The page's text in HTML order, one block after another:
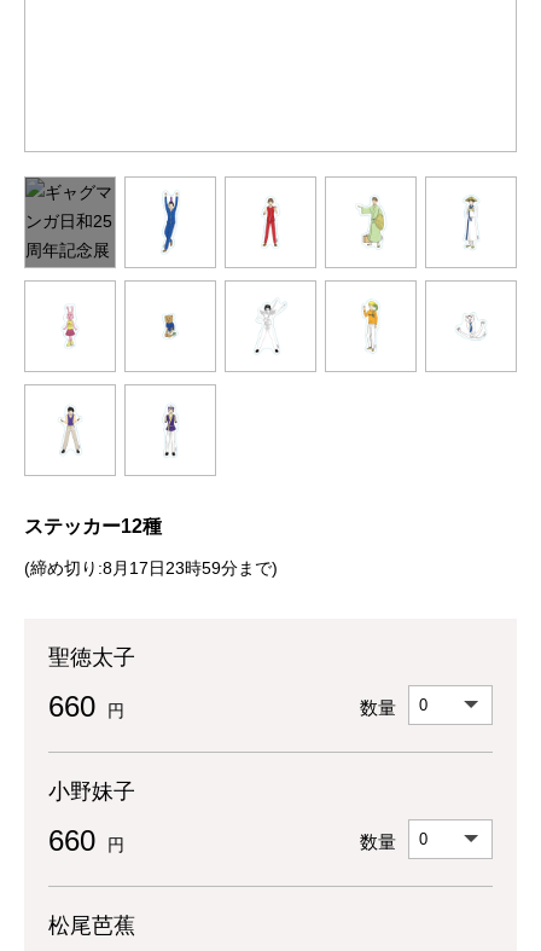
ステッカー12種
(締め切り:8月17日23時59分まで)
聖徳太子
660 円 数量
小野妹子
660 円 数量
松尾芭蕉